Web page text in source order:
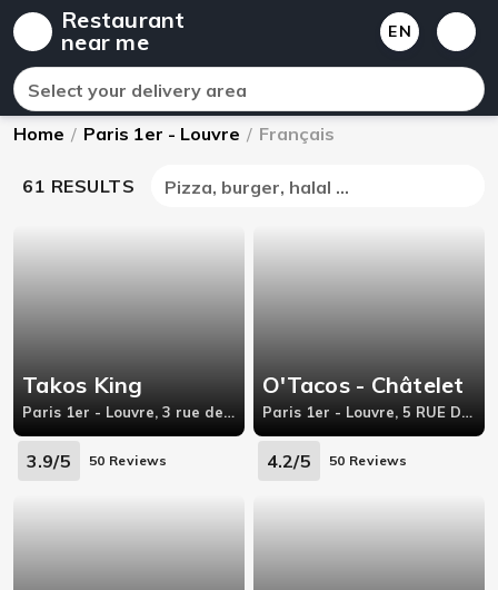
Restaurant
near me
EN
Select your delivery area
Home / Paris 1er - Louvre / Français
61 RESULTS Pizza, burger, halal ...
Takos King
Paris 1er - Louvre, 3 rue des Innocents
3.9/5 50 Reviews
O'Tacos - Châtelet
Paris 1er - Louvre, 5 RUE DES INNOCENTS 75001 PARIS
4.2/5 50 Reviews